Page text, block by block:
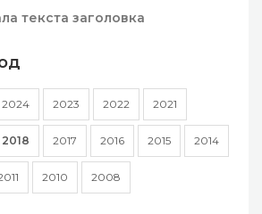
текста заголовка
2024 2023 2022 2021
2018 2017 2016 2015 2014
2010 2008